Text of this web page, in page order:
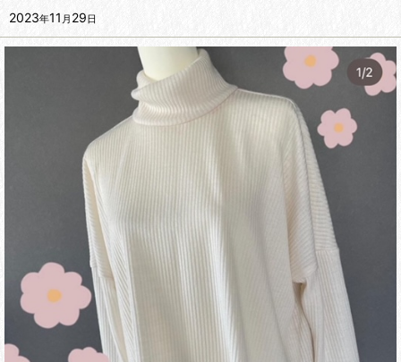
2023年11 月 29日